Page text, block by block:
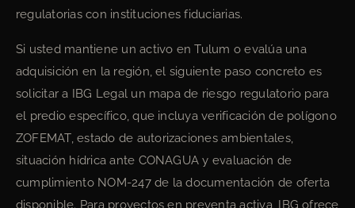
regulatorias con instituciones fiduciarias.
Si usted mantiene un activo en Tulum o evalúa una
adquisición en la región, el siguiente paso concreto es
solicitar a IBG Legal un mapa de riesgo regulatorio para
el predio específico, que incluya verificación de polígono
ZOFEMAT, estado de autorizaciones ambientales,
situación hídrica ante CONAGUA y evaluación de
cumplimiento NOM-247 de la documentación de oferta
disponible. Para proyectos en preventa activa, IBG ofrece